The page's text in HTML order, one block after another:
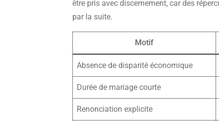
être pris avec discernement, car des
par la suite.
Motif
Absence de disparité économique
Durée de mariage courte
Renonciation explicite